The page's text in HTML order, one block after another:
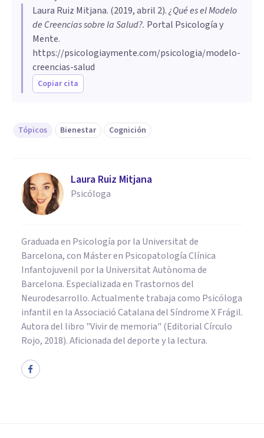
Laura Ruiz Mitjana. (2019, abril 2).¿Qué es el Modelo
de Creencias sobre la Salud?. Portal Psicología y
Mente.
https://psicologiaymente.com/psicologia/modelo-
creencias-salud
Copiar cita
Tópicos Bienestar Cognición
Laura Ruiz Mitjana
Psicóloga
Graduada en Psicología por la Universitat de
Barcelona, con Máster en Psicopatología Clínica
Infantojuvenil por la Universitat Autònoma de
Barcelona. Especializada en Trastornos del
Neurodesarrollo. Actualmente trabaja como Psicóloga
infantil en la Associació Catalana del Síndrome X Frágil.
Autora del libro "Vivir de memoria" (Editorial Círculo
Rojo, 2018). Aficionada del deporte y la lectura.